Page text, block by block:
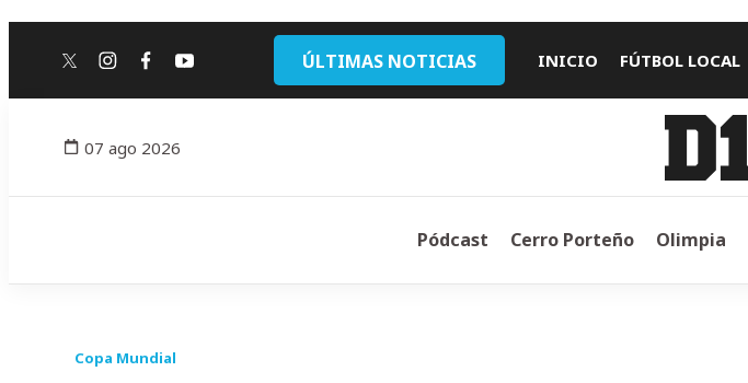
twitterinstagram
facebook
youtube ÚLTIMAS NOTICIAS INICIO FÚTBOL LOCAL
07 ago 2026
Pódcast Cerro Porteño Olimpia
Copa Mundial